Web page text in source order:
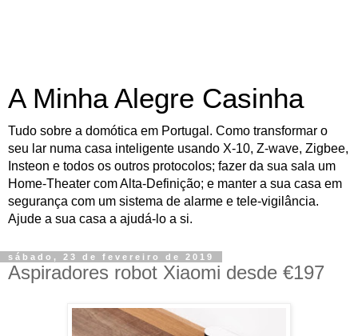
A Minha Alegre Casinha
Tudo sobre a domótica em Portugal. Como transformar o
seu lar numa casa inteligente usando X-10, Z-wave, Zigbee,
Insteon e todos os outros protocolos; fazer da sua sala um
Home-Theater com Alta-Definição; e manter a sua casa em
segurança com um sistema de alarme e tele-vigilância.
Ajude a sua casa a ajudá-lo a si.
sábado, 23 de fevereiro de 2019
Aspiradores robot Xiaomi desde €197